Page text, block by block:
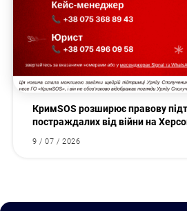
КримSOS розширює правову
постраждалих від війни на
9 / 07 / 2026